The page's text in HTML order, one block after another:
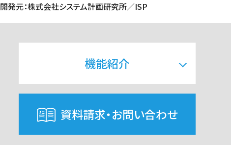
開発元：株式会社システム計画研究所／ISP
機能紹介
資料請求・お問い合わせ